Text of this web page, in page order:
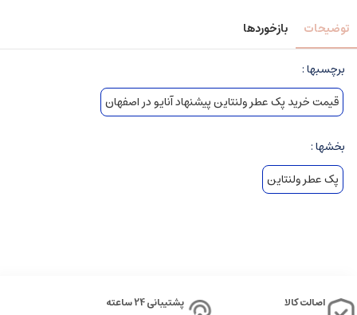
توضیحات بازخوردها
برچسبها :
قیمت خرید پک عطر ولنتاین پیشنهاد آنایو در اصفهان
بخشها :
پک عطر ولنتاین
اصالت کالا
پشتیبانی 24 ساعته